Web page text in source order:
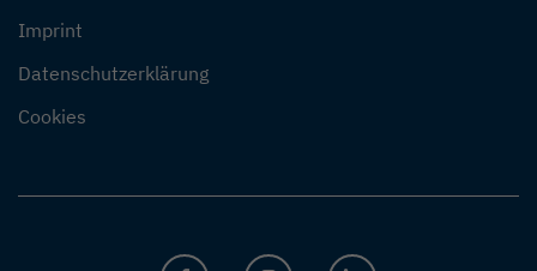
Imprint
Datenschutzerklärung
Cookies